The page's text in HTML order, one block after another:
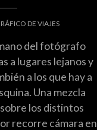
DE VIAJES
del fotógrafo
a lugares lejanos y
a los que hay a
Una mezcla
los distintos
recorre cámara en